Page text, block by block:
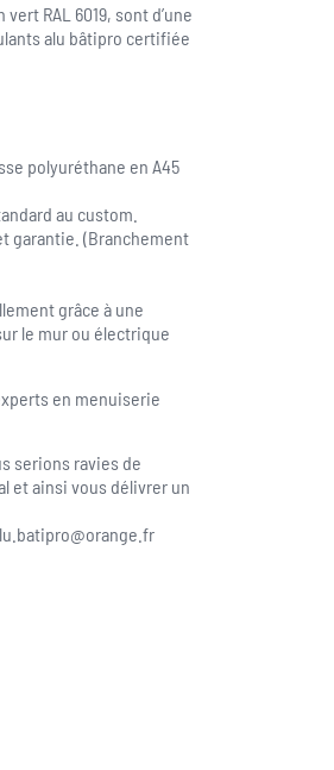
RAL 6019, sont d’une
alu bâtipro certifiée
polyuréthane en A45
au custom.
garantie. (Branchement
grâce à une
le mur ou électrique
en menuiserie
serions ravies de
et ainsi vous délivrer un